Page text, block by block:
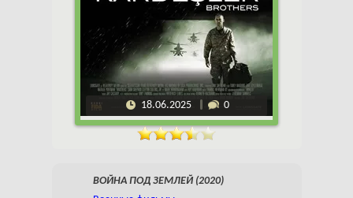
18.06.2025 0
ВОЙНА ПОД ЗЕМЛЕЙ (2020)